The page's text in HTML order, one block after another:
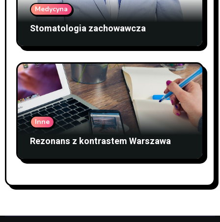
Medycyna
Stomatologia zachowawcza
Inne
Rezonans z kontrastem Warszawa